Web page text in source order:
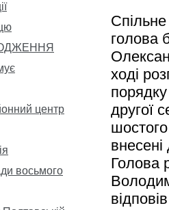
Спільне
голова
ході
другої
Голова
центр
восьмого